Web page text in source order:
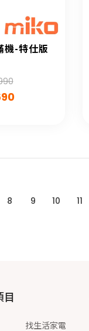
機-特仕版
8 9 10 11
目
找生活家電